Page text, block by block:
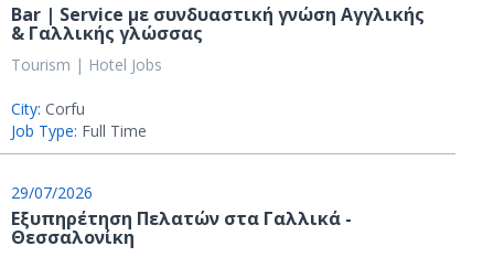
Bar | Service με συνδυαστική γνώση Αγγλικής
& Γαλλικής γλώσσας
Tourism | Hotel Jobs
City: Corfu
Job Type: Full Time
29/07/2026
Εξυπηρέτηση Πελατών στα Γαλλικά -
Θεσσαλονίκη